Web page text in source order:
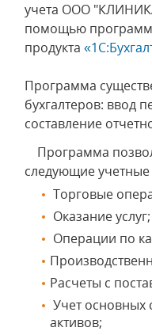
учета ООО
помощью
продукта
Программа
бухгалтеров: ввод
составление
Программа
следующие учетные
Торговые
Оказание услуг;
Операции по
Расчеты с
Учет основных
активов;